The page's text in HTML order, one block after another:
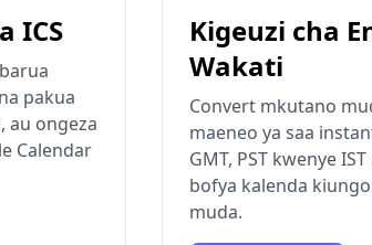
ICS
pakua
au ongeza
Calendar
Kigeuzi cha
Wakati
Convert mkutano
maeneo ya saa
GMT, PST kwenye
bofya kalenda
muda.